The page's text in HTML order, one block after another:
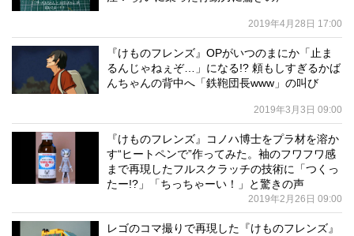
2019年4月28日 17:00
『けものフレンズ』OPがいつのまにか「止ま
るんじゃねぇぞ…」になる!? 頼もしすぎるかば
んちゃんの背中へ「鉄鞄団長www」の叫び
2019年3月3日 09:00
『けものフレンズ』コノハ博士をプラ材を溶か
す“ヒートペンで”作ってみた。袖のフワフワ感
まで再現したフルスクラッチの技術に「つくっ
たー!?」「ちっちゃーい！」と驚きの声
2019年2月26日 09:00
レゴのコマ撮りで再現した『けものフレンズ』